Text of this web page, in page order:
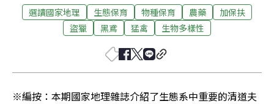
選讀國家地理 生態保育 物種保育 農藥
加保扶
盜獵
黑鳶 猛禽 生物多樣性
※編按：本期國家地理雜誌介紹了生態系中重要的清道夫